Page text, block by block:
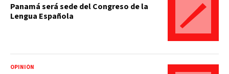
Panamá será sede del Congreso de la
Lengua Española
OPINIÓN